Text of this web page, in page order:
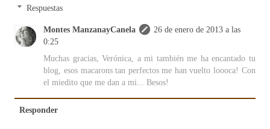
Respuestas
Montes ManzanayCanela
26 de enero de 2013 a las
0:25
Muchas gracias, Verónica, a mi también me ha encantado tu
blog, esos macarons tan perfectos me han vuelto loooca! Con
el miedito que me dan a mi... Besos!
Responder